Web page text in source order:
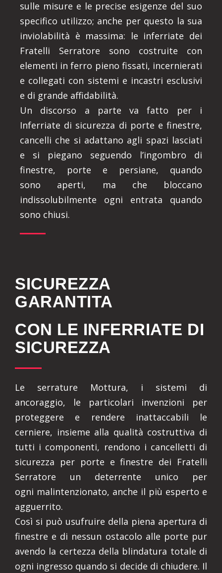
sulle misure e le precise esigenze del suo
specifico utilizzo; anche per questo la sua
inviolabilità è massima: le inferriate dei
Fratelli Serratore sono costruite con
elementi in ferro pieno fissati, incernierati
e collegati con sistemi e incastri esclusivi
e di grande affidabilità.
Un discorso a parte va fatto per i
Inferriate di sicurezza di porte e finestre,
cancelli che si adattano agli spazi lasciati
e si piegano seguendo l’ingombro di
finestre, porte e persiane, quando
sono aperti, ma che bloccano
indissolubilmente ogni entrata quando
sono chiusi.
SICUREZZA
GARANTITA
CON LE INFERRIATE DI
SICUREZZA
Le serrature Mottura, i sistemi di
ancoraggio, le particolari invenzioni per
proteggere e rendere inattaccabili le
cerniere, insieme alla qualità costruttiva di
tutti i componenti, rendono i cancelletti di
sicurezza per porte e finestre dei Fratelli
Serratore un deterrente unico per
ogni malintenzionato, anche il più esperto e
agguerrito.
Così si può usufruire della piena apertura di
finestre e di nessun ostacolo alle porte pur
avendo la certezza della blindatura totale di
ogni ingresso quando si decide di chiudere. Il